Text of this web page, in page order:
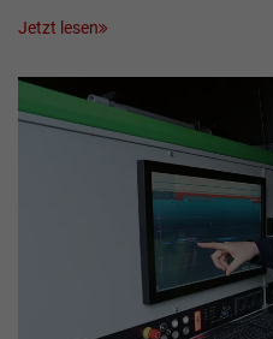
Jetzt lesen